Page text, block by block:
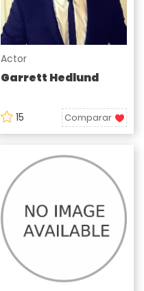
Actor
Garrett Hedlund
15 Comparar